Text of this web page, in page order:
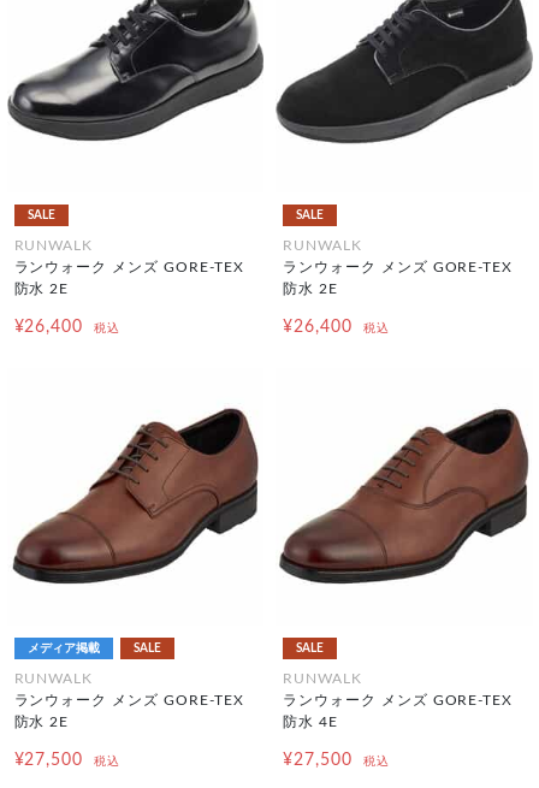
SALE
RUNWALK
ランウォーク メンズ GORE-TEX
防水 2E
¥26,400 税込
SALE
RUNWALK
ランウォーク メンズ GORE-TEX
防水 2E
¥26,400 税込
メディア掲載 SALE
RUNWALK
ランウォーク メンズ GORE-TEX
防水 2E
¥27,500 税込
SALE
RUNWALK
ランウォーク メンズ GORE-TEX
防水 4E
¥27,500 税込